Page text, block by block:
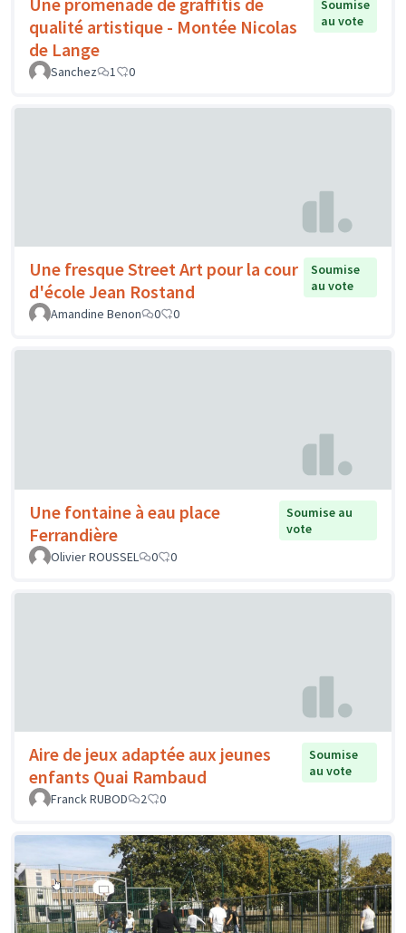
qualité artistique - Montée Nicolas
de Lange
Soumise
au vote
Sanchez 1 0
Une fresque Street Art pour la cour
d'école Jean Rostand
Soumise
au vote
Amandine Benon
0 0
Une fontaine à eau place
Ferrandière
Soumise au
vote
Olivier ROUSSEL
0 0
Aire de jeux adaptée aux jeunes
enfants Quai Rambaud
Soumise
au vote
Franck RUBOD
2 0